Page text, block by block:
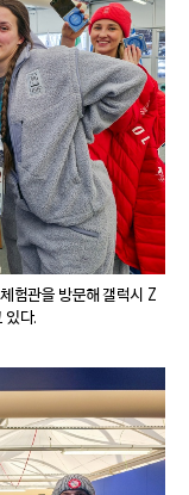
험관을 방문해 갤럭시 Z
있다.